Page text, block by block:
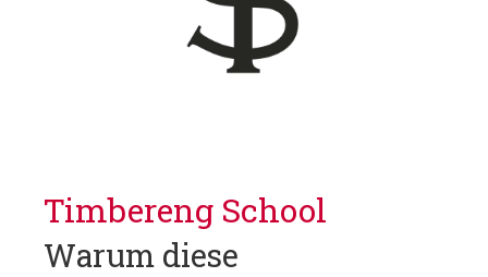
Timbereng School
Warum diese